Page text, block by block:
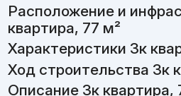
Расположение и
квартира, 77 м²
Характеристики 3к
Ход строительства 3к
Описание 3к квартира,